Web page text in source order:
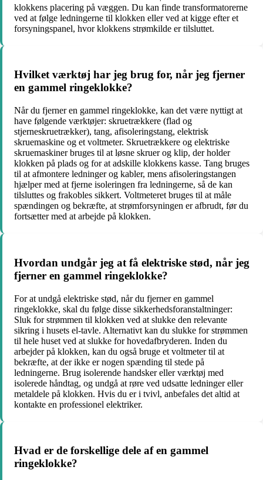
klokkens placering på væggen. Du kan finde transformatorerne
ved at følge ledningerne til klokken eller ved at kigge efter et
forsyningspanel, hvor klokkens strømkilde er tilsluttet.
Hvilket værktøj har jeg brug for, når jeg fjerner
en gammel ringeklokke?
Når du fjerner en gammel ringeklokke, kan det være nyttigt at
have følgende værktøjer: skruetrækkere (flad og
stjerneskruetrækker), tang, afisoleringstang, elektrisk
skruemaskine og et voltmeter. Skruetrækkere og elektriske
skruemaskiner bruges til at løsne skruer og klip, der holder
klokken på plads og for at adskille klokkens kasse. Tang bruges
til at afmontere ledninger og kabler, mens afisoleringstangen
hjælper med at fjerne isoleringen fra ledningerne, så de kan
tilsluttes og frakobles sikkert. Voltmeteret bruges til at måle
spændingen og bekræfte, at strømforsyningen er afbrudt, før du
fortsætter med at arbejde på klokken.
Hvordan undgår jeg at få elektriske stød, når jeg
fjerner en gammel ringeklokke?
For at undgå elektriske stød, når du fjerner en gammel
ringeklokke, skal du følge disse sikkerhedsforanstaltninger:
Sluk for strømmen til klokken ved at slukke den relevante
sikring i husets el-tavle. Alternativt kan du slukke for strømmen
til hele huset ved at slukke for hovedafbryderen. Inden du
arbejder på klokken, kan du også bruge et voltmeter til at
bekræfte, at der ikke er nogen spænding til stede på
ledningerne. Brug isolerende handsker eller værktøj med
isolerede håndtag, og undgå at røre ved udsatte ledninger eller
metaldele på klokken. Hvis du er i tvivl, anbefales det altid at
kontakte en professionel elektriker.
Hvad er de forskellige dele af en gammel
ringeklokke?